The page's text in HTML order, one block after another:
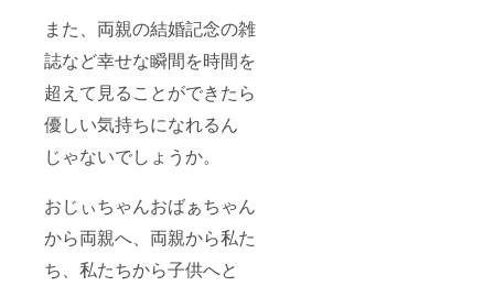
また、両親の結婚記念の雑
誌など幸せな瞬間を時間を
超えて見ることができたら
優しい気持ちになれるん
じゃないでしょうか。
おじぃちゃんおばぁちゃん
から両親へ、両親から私た
ち、私たちから子供へと